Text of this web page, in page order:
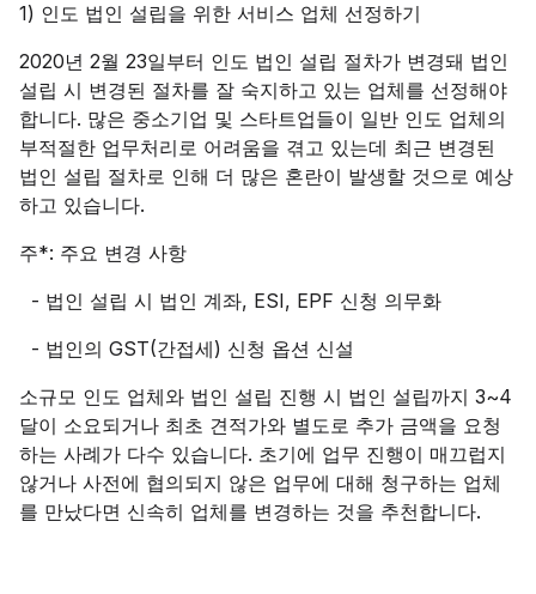
1) 인도 법인 설립을 위한 서비스 업체 선정하기
2020년 2월 23일부터 인도 법인 설립 절차가 변경돼 법인
설립 시 변경된 절차를 잘 숙지하고 있는 업체를 선정해야
합니다. 많은 중소기업 및 스타트업들이 일반 인도 업체의
부적절한 업무처리로 어려움을 겪고 있는데 최근 변경된
법인 설립 절차로 인해 더 많은 혼란이 발생할 것으로 예상
하고 있습니다.
주*: 주요 변경 사항
- 법인 설립 시 법인 계좌, ESI, EPF 신청 의무화
- 법인의 GST(간접세) 신청 옵션 신설
소규모 인도 업체와 법인 설립 진행 시 법인 설립까지 3~4
달이 소요되거나 최초 견적가와 별도로 추가 금액을 요청
하는 사례가 다수 있습니다. 초기에 업무 진행이 매끄럽지
않거나 사전에 협의되지 않은 업무에 대해 청구하는 업체
를 만났다면 신속히 업체를 변경하는 것을 추천합니다.